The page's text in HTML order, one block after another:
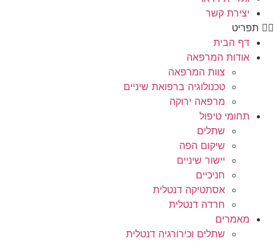
יצירת קשר
תפריט
דף הבית
אודות המרפאה
צוות המרפאה
טכנולוגיה ברפואת שיניים
מרפאה ירוקה
תחומי טיפול
שתלים
שיקום הפה
יישור שיניים
חניכיים
אסתטיקה דנטלית
חרדה דנטלית
מאמרים
שתלים וכירורגיה דנטלית